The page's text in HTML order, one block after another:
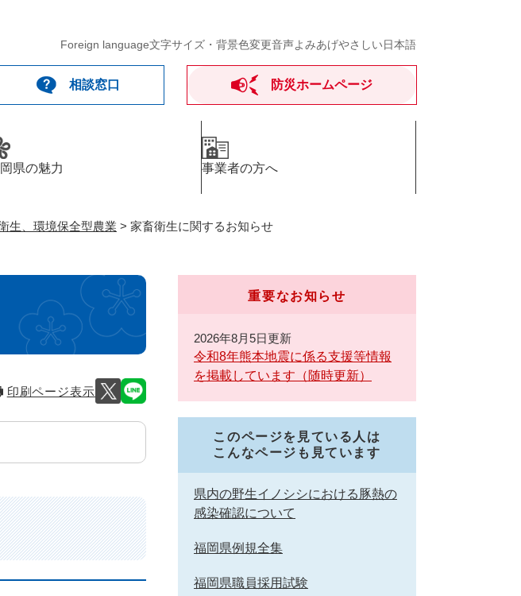
Foreign language文字サイズ・背景色変更音声よみあげやさしい日本語
相談窓口 防災ホームページ
県の魅力 事業者の方へ
生、環境保全型農業 > 家畜衛生に関するお知らせ
印刷ページ表示
重要なお知らせ
2026年8月5日更新
令和8年熊本地震に係る支援等情報
を掲載しています（随時更新）
このページを見ている人は
こんなページも見ています
県内の野生イノシシにおける豚熱の
感染確認について
福岡県例規全集
福岡県職員採用試験